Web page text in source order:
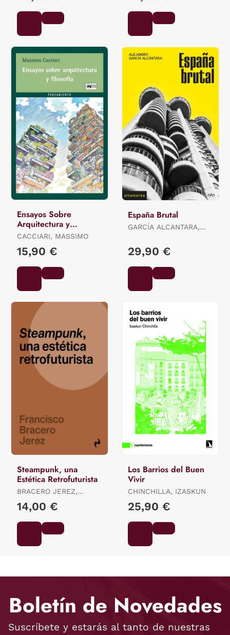
Ensayos Sobre
Arquitectura y
Filosofía
CACCIARI, MASSIMO
15,90 €
España Brutal
GARCÍA ALCANTARA,
29,90 €
Steampunk, una
Estética Retrofuturista
BRACERO JEREZ,
FRANCISCO
14,00 €
Los Barrios del Buen
Vivir
CHINCHILLA, IZASKUN
25,90 €
Boletín de Novedades
Suscríbete y estarás al tanto de nuestras